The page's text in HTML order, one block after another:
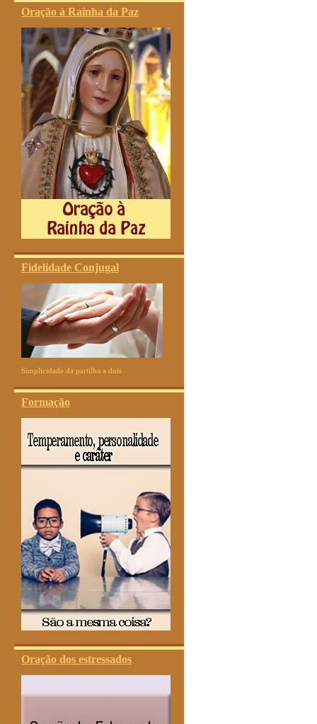
Oração à Rainha da Paz
Fidelidade Conjugal
Simplicidade da partilha a dois
Formação
Oração dos estressados